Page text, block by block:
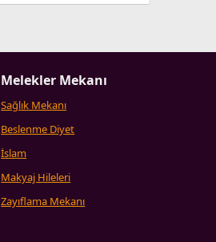
Melekler Mekanı
Sağlık Mekanı
Beslenme Diyet
İslam
Makyaj Hileleri
Zayıflama Mekanı